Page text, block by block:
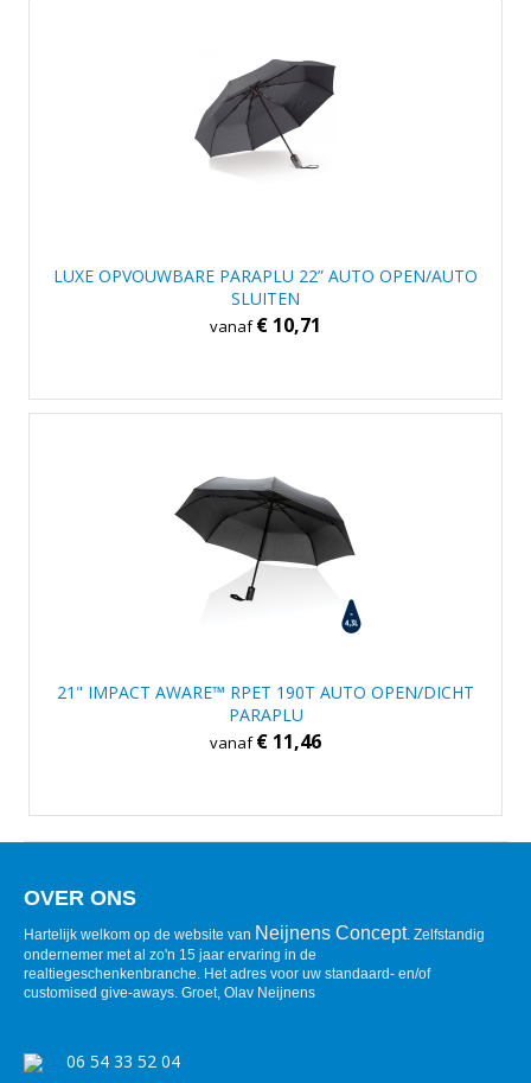
LUXE OPVOUWBARE PARAPLU 22” AUTO OPEN/AUTO
SLUITEN
vanaf€ 10,71
21" IMPACT AWARE™ RPET 190T AUTO OPEN/DICHT
PARAPLU
vanaf€ 11,46
OVER ONS
Hartelijk welkom op de website van Neijnens Concept. Zelfstandig
ondernemer met al zo'n 15 jaar ervaring in de
realtiegeschenkenbranche. Het adres voor uw standaard- en/of
customised give-aways. Groet, Olav Neijnens
06 54 33 52 04